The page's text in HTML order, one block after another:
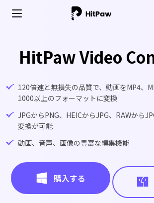
HitPaw Video
120倍速と無損失の品質で、動画をMP4、
1000以上のフォーマットに変換
JPGからPNG、HEICからJPG、RAWから
変換が可能
動画、音声、画像の豊富な編集機能
購入する